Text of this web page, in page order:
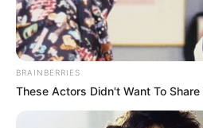
Schritte von der Altstadt
Speisestände präsentieren
Hohenzollernbrücke und
ehr
Beginn: 07.08.2026 15:00
BRAINBERRIES
These Actors Didn't Want To